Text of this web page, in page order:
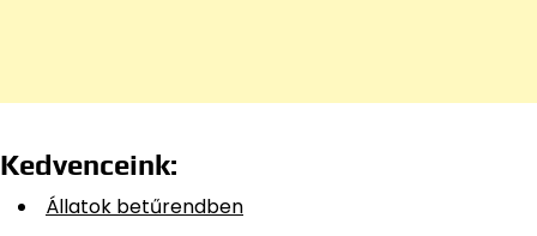
Kedvenceink:
Állatok betűrendben